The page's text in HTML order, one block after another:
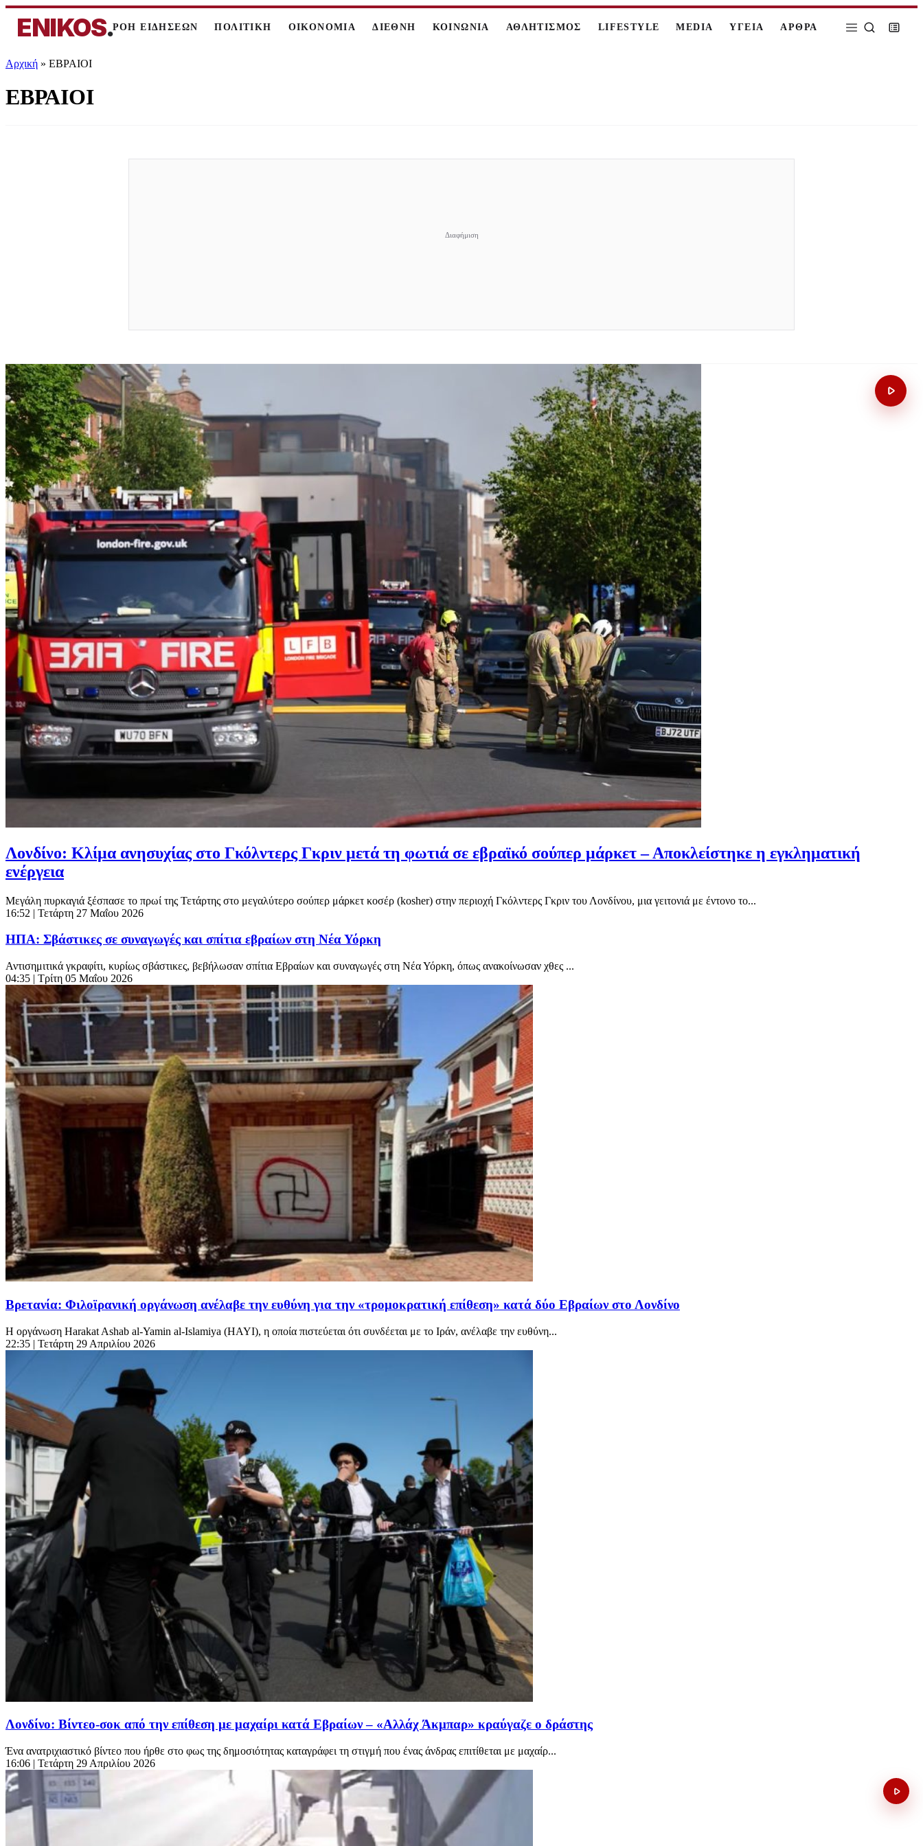
ENIKOS.ΡΟΗ ΕΙΔΗΣΕΩΝ ΠΟΛΙΤΙΚΗ ΟΙΚΟΝΟΜΙΑ ΔΙΕΘΝΗ ΚΟΙΝΩΝΙΑ ΑΘΛΗΤΙΣΜΟΣ LIFESTYLE MEDIA ΥΓΕΙΑ ΑΡΘΡΑ
Αρχική » ΕΒΡΑΙΟΙ
ΕΒΡΑΙΟΙ
Λονδίνο: Κλίμα ανησυχίας στο Γκόλντερς Γκριν μετά τη φωτιά σε εβραϊκό σούπερ μάρκετ – Αποκλείστηκε η εγκληματική
ενέργεια
Μεγάλη πυρκαγιά ξέσπασε το πρωί της Τετάρτης στο μεγαλύτερο σούπερ μάρκετ κοσέρ (kosher) στην περιοχή Γκόλντερς Γκριν του Λονδίνου, μια γειτονιά με έντονο το...
16:52 | Τετάρτη 27 Μαΐου 2026
ΗΠΑ: Σβάστικες σε συναγωγές και σπίτια εβραίων στη Νέα Υόρκη
Αντισημιτικά γκραφίτι, κυρίως σβάστικες, βεβήλωσαν σπίτια Εβραίων και συναγωγές στη Νέα Υόρκη, όπως ανακοίνωσαν χθες ...
04:35 | Τρίτη 05 Μαΐου 2026
Βρετανία: Φιλοϊρανική οργάνωση ανέλαβε την ευθύνη για την «τρομοκρατική επίθεση» κατά δύο Εβραίων στο Λονδίνο
Η οργάνωση Harakat Ashab al-Yamin al-Islamiya (HAYI), η οποία πιστεύεται ότι συνδέεται με το Ιράν, ανέλαβε την ευθύνη...
22:35 | Τετάρτη 29 Απριλίου 2026
Λονδίνο: Βίντεο-σοκ από την επίθεση με μαχαίρι κατά Εβραίων – «Αλλάχ Άκμπαρ» κραύγαζε ο δράστης
Ένα ανατριχιαστικό βίντεο που ήρθε στο φως της δημοσιότητας καταγράφει τη στιγμή που ένας άνδρας επιτίθεται με μαχαίρ...
16:06 | Τετάρτη 29 Απριλίου 2026